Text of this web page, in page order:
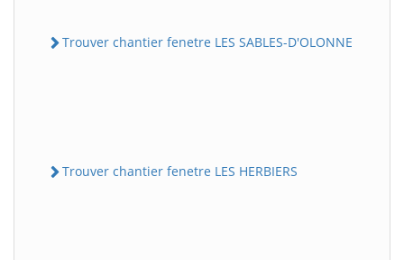
Trouver chantier fenetre LES SABLES-D'OLONNE
Trouver chantier fenetre LES HERBIERS